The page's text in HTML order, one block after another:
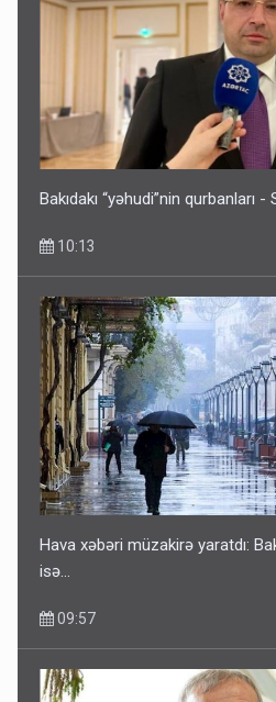
Bakıdakı “yəhudi”nin qurbanları
10:13
Hava xəbəri müzakirə yaratdı:
isə…
09:57